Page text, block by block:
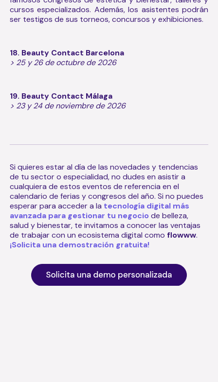
cursos especializados. Además, los asistentes podrán
ser testigos de sus torneos, concursos y exhibiciones.
18. Beauty Contact Barcelona
> 25 y 26 de octubre de 2026
19. Beauty Contact Málaga
> 23 y 24 de noviembre de 2026
Si quieres estar al día de las novedades y tendencias
de tu sector o especialidad, no dudes en asistir a
cualquiera de estos eventos de referencia en el
calendario de ferias y congresos del año. Si no puedes
esperar para acceder a la tecnología digital más
avanzada para gestionar tu negocio de belleza,
salud y bienestar, te invitamos a conocer las ventajas
de trabajar con un ecosistema digital como flowww.
¡Solicita una demostración gratuita!